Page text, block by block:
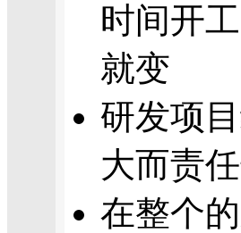
时间开
就变
研发项
大而责
在整个